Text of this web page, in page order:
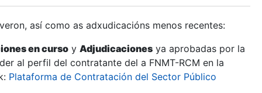
así como as adxudicacións menos recentes:
en curso y Adjudicaciones ya aprobadas por la
al perfil del contratante del a FNMT-RCM en la
Plataforma de Contratación del Sector Público